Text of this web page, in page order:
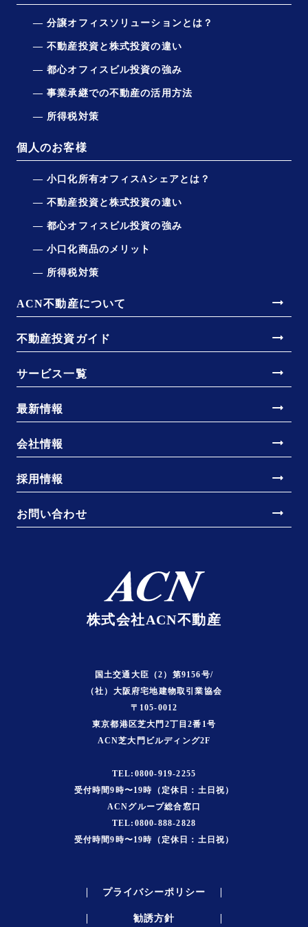
分譲オフィスソリューションとは？
不動産投資と株式投資の違い
都心オフィスビル投資の強み
事業承継での不動産の活用方法
所得税対策
個人のお客様
小口化所有オフィスAシェアとは？
不動産投資と株式投資の違い
都心オフィスビル投資の強み
小口化商品のメリット
所得税対策
ACN不動産について arrow_right_alt
不動産投資ガイド arrow_right_alt
サービス一覧 arrow_right_alt
最新情報 arrow_right_alt
会社情報 arrow_right_alt
採用情報 arrow_right_alt
お問い合わせ arrow_right_alt
株式会社ACN不動産
国土交通大臣（2）第9156号/
（社）大阪府宅地建物取引業協会
〒105-0012
東京都港区芝大門2丁目2番1号
ACN芝大門ビルディング2F
TEL:0800-919-2255
受付時間9時〜19時（定休日：土日祝）
ACNグループ総合窓口
TEL:0800-888-2828
受付時間9時〜19時（定休日：土日祝）
プライバシーポリシー
勧誘方針